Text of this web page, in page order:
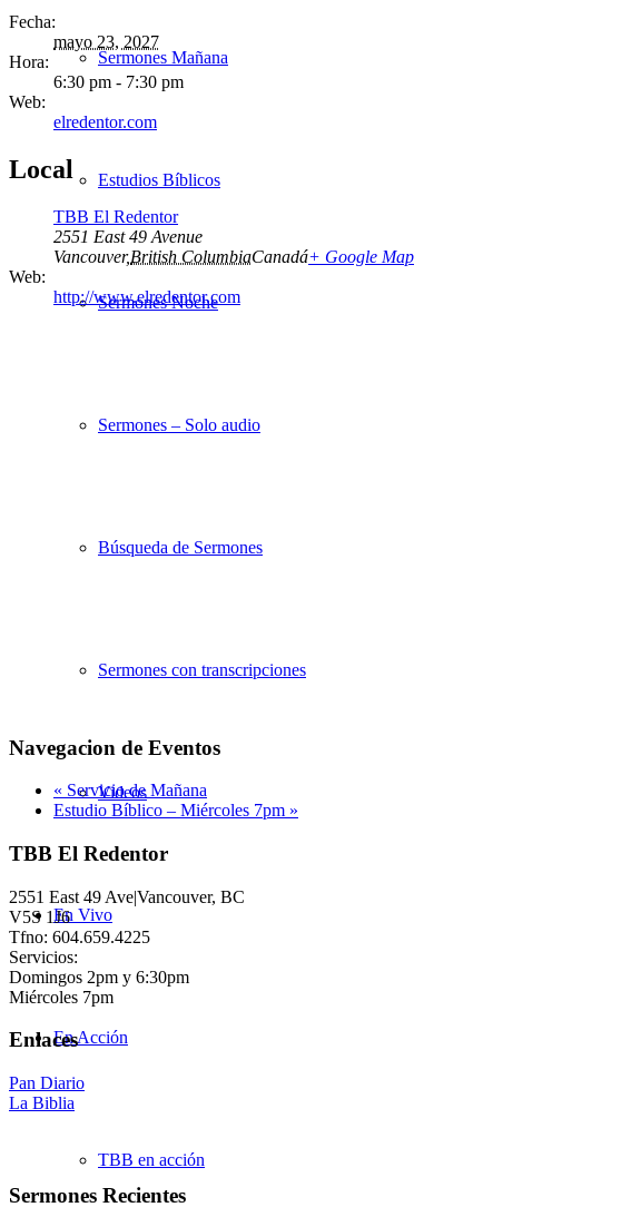
Sermones Mañana
Estudios Bíblicos
Sermones Noche
Sermones – Solo audio
Búsqueda de Sermones
Sermones con transcripciones
Videos
En Vivo
En Acción
TBB en acción
Fecha:
mayo 23, 2027
Hora:
6:30 pm - 7:30 pm
Web:
elredentor.com
Local
TBB El Redentor
2551 East 49 Avenue
Vancouver,British ColumbiaCanadá+ Google Map
Web:
http://www.elredentor.com
Navegacion de Eventos
« Servicio de Mañana
Estudio Bíblico – Miércoles 7pm »
TBB El Redentor
2551 East 49 Ave|Vancouver, BC
V5S 1J6
Tfno: 604.659.4225
Servicios:
Domingos 2pm y 6:30pm
Miércoles 7pm
Enlaces
Pan Diario
La Biblia
Sermones Recientes